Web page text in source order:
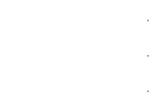
·
·
·